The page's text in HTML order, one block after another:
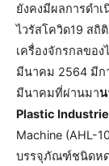
ยังคงมีผลการดำ
ไวรัสโควิด19 สถิ
เครื่องจักรกลขอ
มีนาคม 2564 มีก
มีนาคมที่ผ่านมาน
Plastic
Machine (AHL-
บรรจุภัณฑ์ชนิดหด